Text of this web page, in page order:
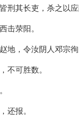
刑其长吏，杀之以应
击荥阳。
地，令汝阴人邓宗徇
不可胜数。
还报。